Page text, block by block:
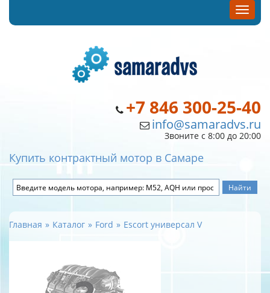
+7 846 300-25-40
info@samaradvs.ru
Звоните с 8:00 до 20:00
Купить контрактный мотор в Самаре
Главная Каталог Ford Escort универсал V